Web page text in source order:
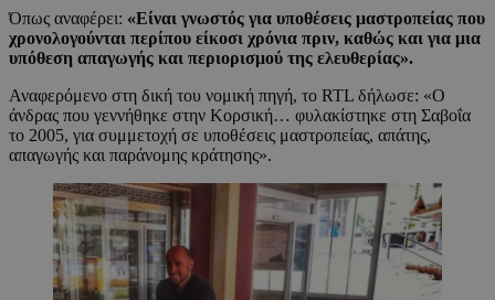
Όπως αναφέρει: «Είναι γνωστός για υποθέσεις μαστροπείας που
χρονολογούνται περίπου είκοσι χρόνια πριν, καθώς και για μια
υπόθεση απαγωγής και περιορισμού της ελευθερίας».
Αναφερόμενο στη δική του νομική πηγή, το RTL δήλωσε: «Ο
άνδρας που γεννήθηκε στην Κορσική… φυλακίστηκε στη Σαβοΐα
το 2005, για συμμετοχή σε υποθέσεις μαστροπείας, απάτης,
απαγωγής και παράνομης κράτησης».